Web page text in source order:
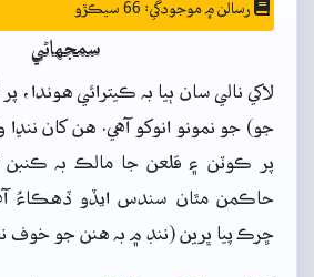
رسالن ۾ موجودگي: 66 سيڪڙو
سمجهاڻي
لاکي نالي سان ٻيا بہ ڪيترائي هوندا،
جو) جو نمونو انوکو آهي. هن کان ننڍا
پر ڪوٽن ۽ قلعن جا مالڪ بہ
حاڪمن مٿان سندس ايڏو ڏهڪاءُ
ڇرڪ پيا ڀرين (ننڊ ۾ بہ هنن جو خوف